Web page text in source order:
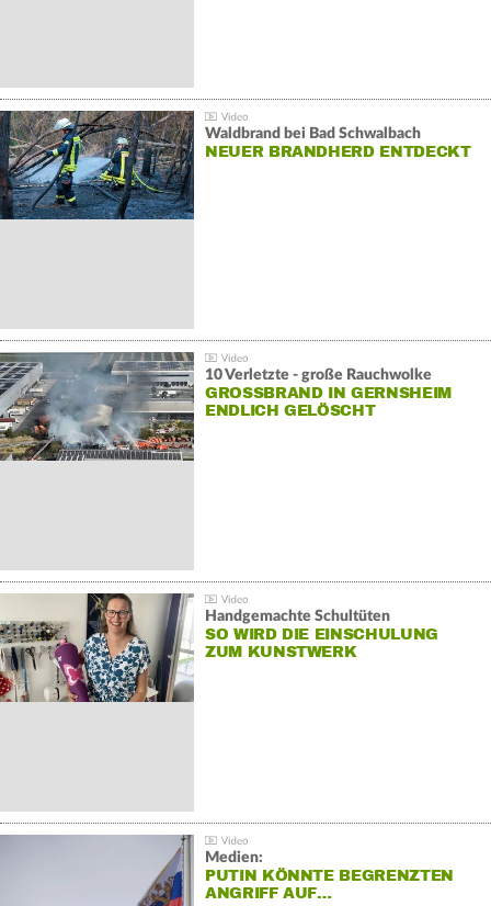
Waldbrand bei Bad Schwalbach
NEUER BRANDHERD ENTDECKT
10 Verletzte - große Rauchwolke
GROSSBRAND IN GERNSHEIM E
NDLICH GELÖSCHT
Handgemachte Schultüten
SO WIRD DIE EINSCHULUNG
ZUM KUNSTWERK
Medien:
PUTIN KÖNNTE BEGRENZTEN
ANGRIFF AUF…